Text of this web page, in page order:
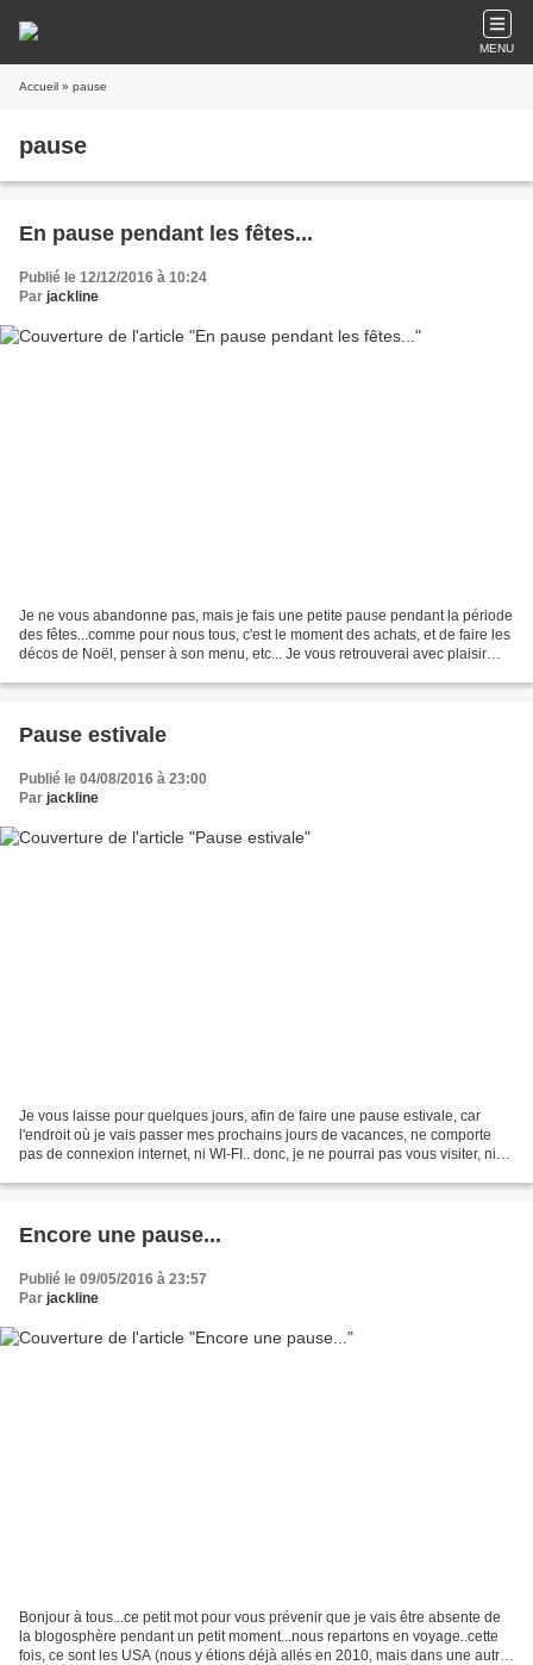
MENU
Accueil » pause
pause
En pause pendant les fêtes...
Publié le 12/12/2016 à 10:24
Par jackline
Je ne vous abandonne pas, mais je fais une petite pause pendant la période
des fêtes...comme pour nous tous, c'est le moment des achats, et de faire les
décos de Noël, penser à son menu, etc... Je vous retrouverai avec plaisir
Pause estivale
Publié le 04/08/2016 à 23:00
Par jackline
Je vous laisse pour quelques jours, afin de faire une pause estivale, car
l'endroit où je vais passer mes prochains jours de vacances, ne comporte
pas de connexion internet, ni WI-FI.. donc, je ne pourrai pas vous visiter, ni
Encore une pause...
Publié le 09/05/2016 à 23:57
Par jackline
Bonjour à tous...ce petit mot pour vous prévenir que je vais être absente de
la blogosphère pendant un petit moment...nous repartons en voyage..cette
fois, ce sont les USA (nous y étions déjà allés en 2010, mais dans une autre